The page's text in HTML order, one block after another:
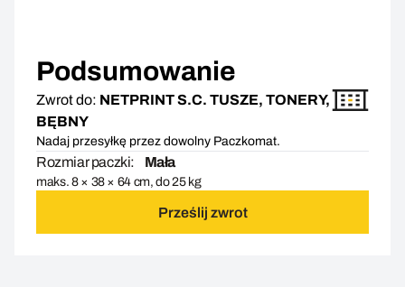
Podsumowanie
Zwrot do: NETPRINT S.C. TUSZE, TONERY,
BĘBNY
Nadaj przesyłkę przez dowolny Paczkomat.
Rozmiar paczki: Mała
maks. 8 × 38 × 64 cm, do 25 kg
Prześlij zwrot